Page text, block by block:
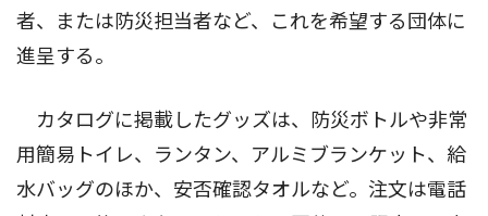
者、または防災担当者など、これを希望する団体に
進呈する。
カタログに掲載したグッズは、防災ボトルや非常
用簡易トイレ、ランタン、アルミブランケット、給
水バッグのほか、安否確認タオルなど。注文は電話